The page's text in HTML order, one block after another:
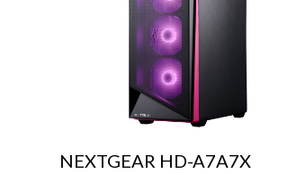
NEXTGEAR HD-A7A7X